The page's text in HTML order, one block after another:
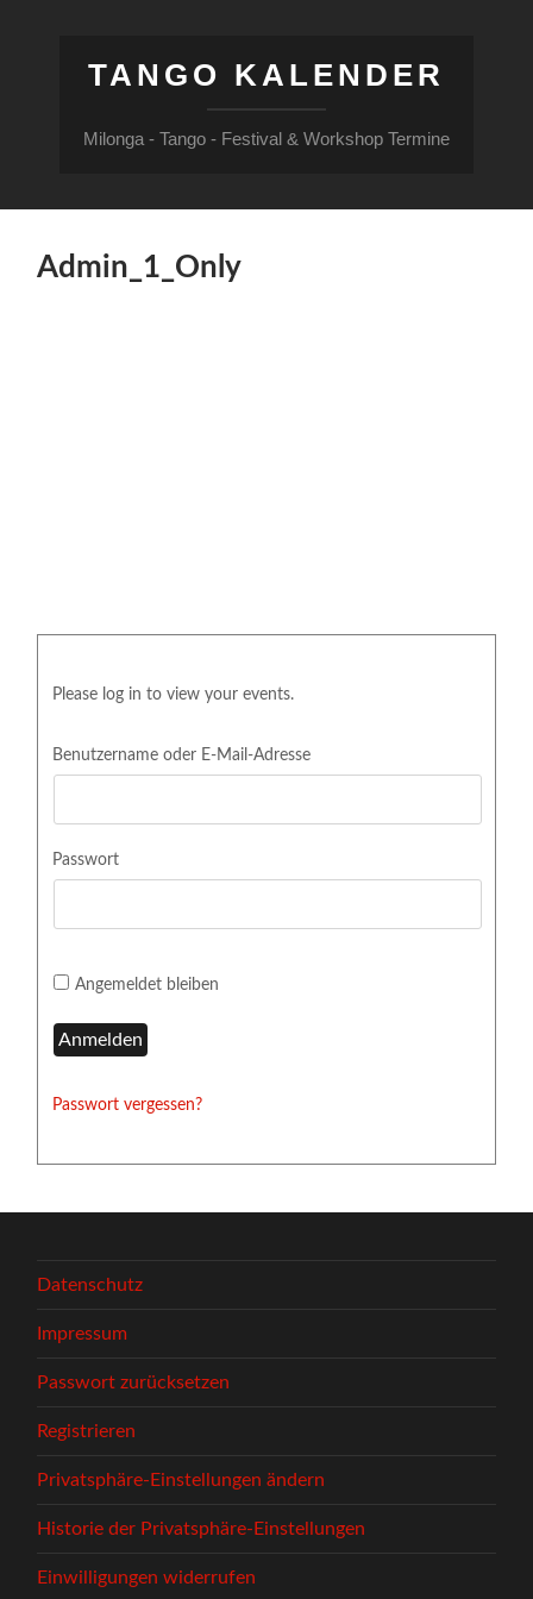
TANGO KALENDER
Milonga - Tango - Festival & Workshop Termine
Admin_1_Only
Please log in to view your events.
Benutzername oder E-Mail-Adresse
Passwort
Angemeldet bleiben
Passwort vergessen?
Datenschutz
Impressum
Passwort zurücksetzen
Registrieren
Privatsphäre-Einstellungen ändern
Historie der Privatsphäre-Einstellungen
Einwilligungen widerrufen